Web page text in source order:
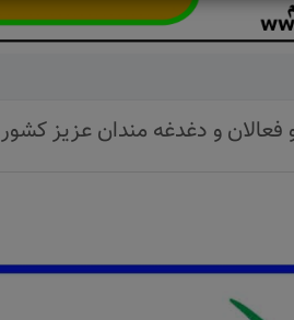
و دغدغه مندان عزیز کشور